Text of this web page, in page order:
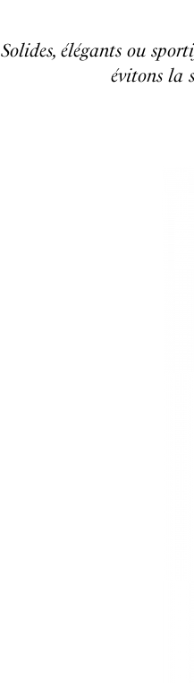
Solides, élégants ou
évitons la